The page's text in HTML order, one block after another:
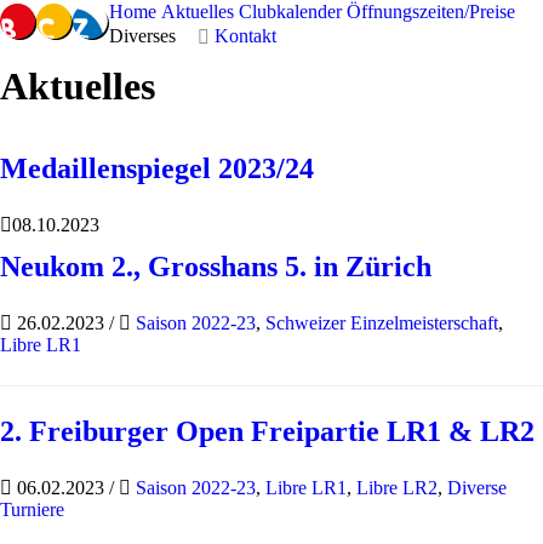
Home Aktuelles Clubkalender Öffnungszeiten/Preise
Diverses
Kontakt
Aktuelles
Medaillenspiegel 2023/24
08.10.2023
Neukom 2., Grosshans 5. in Zürich
26.02.2023 / Saison 2022-23, Schweizer Einzelmeisterschaft,
Libre LR1
2. Freiburger Open Freipartie LR1 & LR2
06.02.2023 / Saison 2022-23, Libre LR1 , Libre LR2, Diverse
Turniere